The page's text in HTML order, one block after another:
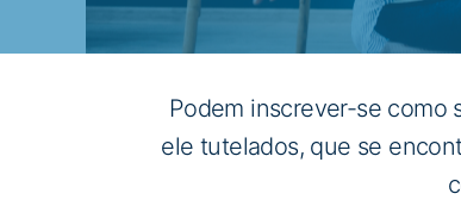
Podem inscrever-se como
ele tutelados, que se